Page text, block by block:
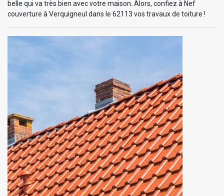
belle qui va très bien avec votre maison. Alors, confiez à Nef
couverture à Verquigneul dans le 62113 vos travaux de toiture !